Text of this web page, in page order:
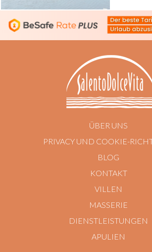
ÜBER UNS
PRIVACY UND COOKIE-
BLOG
KONTAKT
VILLEN
MASSERIE
DIENSTLEISTUNGEN
APULIEN